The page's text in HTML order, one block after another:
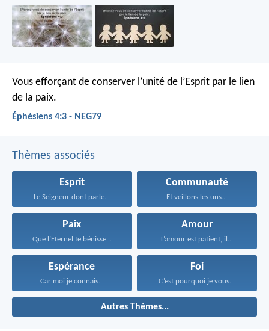
Vous efforçant de conserver l’unité de l’Esprit par le lien
de la paix.
Éphésiens 4:3 - NEG79
Thèmes associés
Esprit
Le Seigneur dont parle...
Communauté
Et veillons les uns...
Paix
Que l’Eternel te bénisse...
Amour
L’amour est patient, il...
Espérance
Car moi je connais...
Foi
C’est pourquoi je vous...
Autres Thèmes...